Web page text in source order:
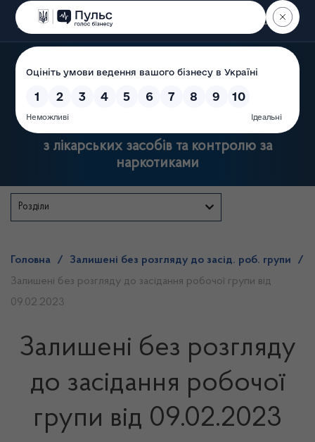
Пошук
Державна служба України
з лікарських засобів та контролю за
наркотиками
Розділи
Головна / Залишені без розгляду до засід. роб. групи
/
Залишені без розгляду до засідання робочої групи від
09.02.2023
Залишені без розгляду
до засідання робочої
групи від 09.02.2023